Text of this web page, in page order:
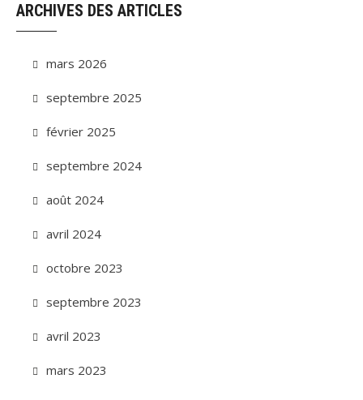
ARCHIVES DES ARTICLES
mars 2026
septembre 2025
février 2025
septembre 2024
août 2024
avril 2024
octobre 2023
septembre 2023
avril 2023
mars 2023